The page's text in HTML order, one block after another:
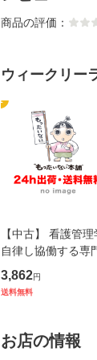
商品の評価：
ウィークリー
1
【中古】 看護管理
自律し協働する専
の看護マネジメン
キル 改訂第3版 (看
堂 [単行
3,862円
送料無料
お店の情報